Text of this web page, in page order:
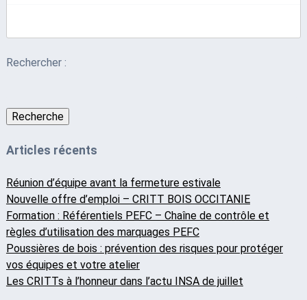
Rechercher :
Recherche
Articles récents
Réunion d’équipe avant la fermeture estivale
Nouvelle offre d’emploi – CRITT BOIS OCCITANIE
Formation : Référentiels PEFC – Chaîne de contrôle et
règles d’utilisation des marquages PEFC
Poussières de bois : prévention des risques pour protéger
vos équipes et votre atelier
Les CRITTs à l’honneur dans l’actu INSA de juillet